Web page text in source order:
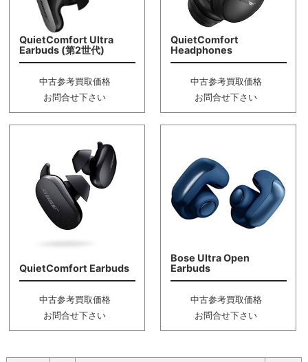
QuietComfort Ultra
Earbuds (第2世代)
中古参考買取価格
お問合せ下さい
QuietComfort
Headphones
中古参考買取価格
お問合せ下さい
QuietComfort Earbuds
中古参考買取価格
お問合せ下さい
Bose Ultra Open
Earbuds
中古参考買取価格
お問合せ下さい